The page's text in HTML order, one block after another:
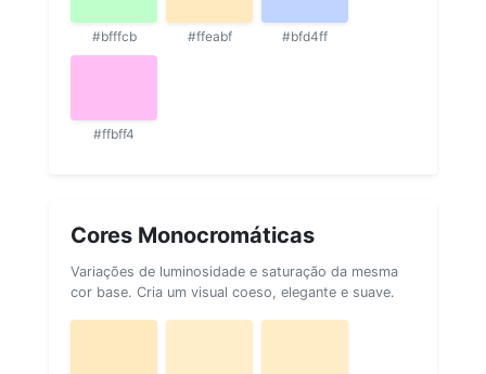
#bfffcb #ffeabf #bfd4ff
#ffbff4
Cores Monocromáticas
Variações de luminosidade e saturação da mesma
cor base. Cria um visual coeso, elegante e suave.